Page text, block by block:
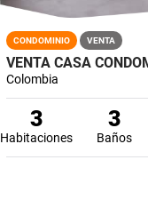
CONDOMINIO VENTA
Colombia
3
Habitaciones
3
Baños